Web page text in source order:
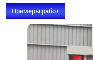
Примеры работ